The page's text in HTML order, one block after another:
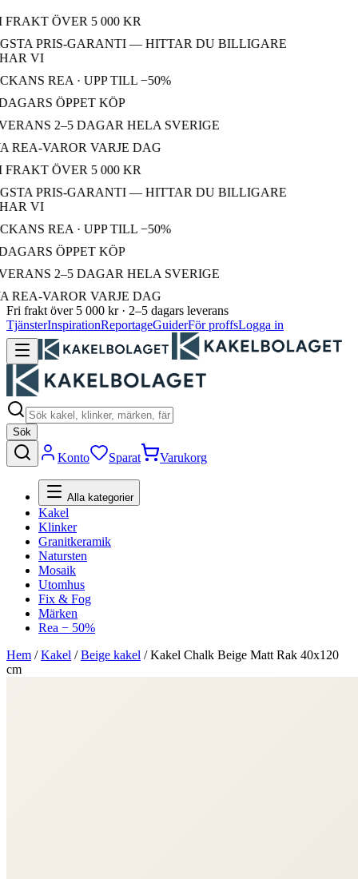
ÖVER 5 000 KR
PRIS-GARANTI — HITTAR DU BILLIGARE
VI
REA · UPP TILL −50%
ÖPPET KÖP
2–5 DAGAR HELA SVERIGE
REA-VAROR VARJE DAG
ÖVER 5 000 KR
PRIS-GARANTI — HITTAR DU BILLIGARE
VI
REA · UPP TILL −50%
ÖPPET KÖP
2–5 DAGAR HELA SVERIGE
REA-VAROR VARJE DAG
Fri frakt över 5 000 kr · 2–5 dagars leverans
TjänsterInspirationReportageGuiderFör proffsLogga in
Sök
Konto Sparat Varukorg
Alla kategorier
Kakel
Klinker
Granitkeramik
Natursten
Mosaik
Utomhus
Fix & Fog
Märken
Rea − 50%
Hem /Kakel /Beige kakel /Kakel Chalk Beige Matt Rak 40x120
cm